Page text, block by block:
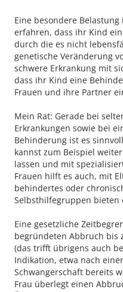
Eine besondere
erfahren, dass ihr Kind
durch die es nicht
genetische Veränderung
schwere Erkrankung mit
dass ihr Kind eine
Frauen und ihre Partner
Mein Rat: Gerade bei
Erkrankungen sowie bei
Behinderung ist es
kannst zum Beispiel
lassen und mit
Frauen hilft es auch, mit
behindertes oder
Selbsthilfegruppen bieten
Eine gesetzliche
begründeten Abbruch bis
(das trifft übrigens auch
Indikation, etwa nach
Schwangerschaft bereits
Frau überlegt einen